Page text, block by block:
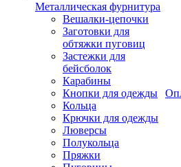
Металлическая фурнитура
Вешалки-цепочки
Заготовки для
обтяжки пуговиц
Застежки для
бейсболок
Карабины
Кнопки для одежды
Кольца
Крючки для одежды
Люверсы
Полукольца
Пряжки